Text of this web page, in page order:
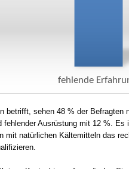
betrifft, sehen 48 % der Befragten
Ausrüstung mit 12 %.
mit natürlichen Kältemitteln das